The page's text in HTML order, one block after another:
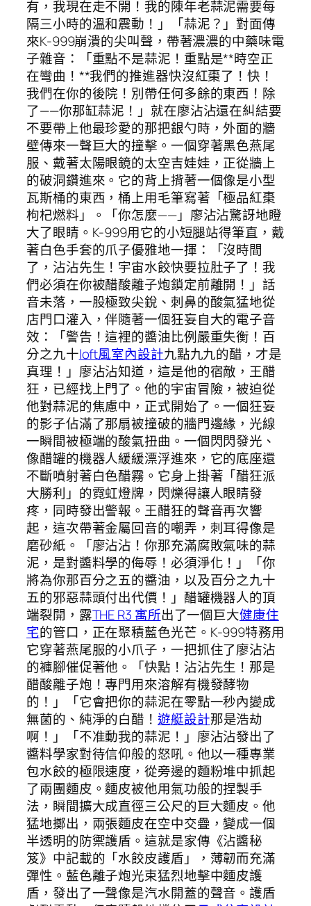
有，我現在走不開！我的陳年老蒜泥需要每
隔三小時的溫和震動！」「蒜泥？」對面傳
來K-999崩潰的尖叫聲，帶著濃濃的中藥味電
子雜音：「重點不是蒜泥！重點是**時空正
在彎曲！**我們的推進器快沒紅棗了！快！
我們在你的後院！別帶任何多餘的東西！除
了——你那缸蒜泥！」就在廖沾沾還在糾結要
不要帶上他最珍愛的那把銀勺時，外面的牆
壁傳來一聲巨大的撞擊。一個穿著黑色燕尾
服、戴著太陽眼鏡的太空吉娃娃，正從牆上
的破洞鑽進來。它的背上揹著一個像是小型
瓦斯桶的東西，桶上用毛筆寫著「極品紅棗
枸杞燃料」。「你怎麼——」廖沾沾驚訝地瞪
大了眼睛。K-999用它的小短腿站得筆直，戴
著白色手套的爪子優雅地一揮：「沒時間
了，沾沾先生！宇宙水餃快要拉肚子了！我
們必須在你被醋酸離子炮鎖定前離開！」話
音未落，一股極致尖銳、刺鼻的酸氣猛地從
店門口灌入，伴隨著一個狂妄自大的電子音
效：「警告！這裡的醬油比例嚴重失衡！百
分之九十loft風室內設計九點九九的醋，才是
真理！」廖沾沾知道，這是他的宿敵，王醋
狂，已經找上門了。他的宇宙冒險，被迫從
他對蒜泥的焦慮中，正式開始了。一個狂妄
的影子佔滿了那扇被撞破的牆門邊緣，光線
一瞬間被極端的酸氣扭曲。一個閃閃發光、
像醋罐的機器人緩緩漂浮進來，它的底座還
不斷噴射著白色醋霧。它身上掛著「醋狂派
大勝利」的霓虹燈牌，閃爍得讓人眼睛發
疼，同時發出警報。王醋狂的聲音再次響
起，這次帶著金屬回音的嘲弄，刺耳得像是
磨砂紙。「廖沾沾！你那充滿腐敗氣味的蒜
泥，是對醬料學的侮辱！必須淨化！」「你
將為你那百分之五的醬油，以及百分之九十
五的邪惡蒜頭付出代價！」醋罐機器人的頂
端裂開，露THE R3 寓所出了一個巨大健康住
宅的管口，正在聚積藍色光芒。K-999特務用
它穿著燕尾服的小爪子，一把抓住了廖沾沾
的褲腳催促著他。「快點！沾沾先生！那是
醋酸離子炮！專門用來溶解有機發酵物
的！」「它會把你的蒜泥在零點一秒內變成
無菌的、純淨的白醋！ 遊艇設計那是浩劫
啊！」「不准動我的蒜泥！」廖沾沾發出了
醬料學家對待信仰般的怒吼。他以一種專業
包水餃的極限速度，從旁邊的麵粉堆中抓起
了兩團麵皮。麵皮被他用氣功般的捏製手
法，瞬間擴大成直徑三公尺的巨大麵皮。他
猛地擲出，兩張麵皮在空中交疊，變成一個
半透明的防禦護盾。這就是家傳《沾醬秘
笈》中記載的「水餃皮護盾」，薄韌而充滿
彈性。藍色離子炮光束猛烈地擊中麵皮護
盾，發出了一聲像是汽水開蓋的聲音。護盾